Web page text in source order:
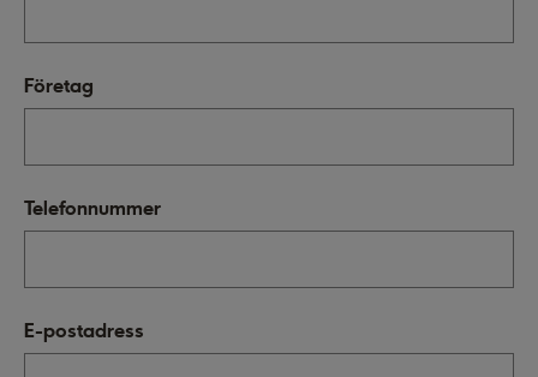
Företag
Telefonnummer
E-postadress